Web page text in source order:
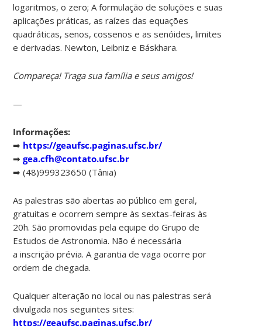
logaritmos, o zero; A formulação de soluções e suas
aplicações práticas, as raízes das equações
quadráticas, senos, cossenos e as senóides, limites
e derivadas. Newton, Leibniz e Báskhara.
Compareça! Traga sua família e seus amigos!
—
Informações:
➡ https://geaufsc.paginas.ufsc.br/
➡gea.cfh@contato.ufsc.br
➡ (48)999323650 (Tânia)
As palestras são abertas ao público em geral,
gratuitas e ocorrem sempre às sextas-feiras às
20h. São promovidas pela equipe do Grupo de
Estudos de Astronomia. Não é necessária
a inscrição prévia. A garantia de vaga ocorre por
ordem de chegada.
Qualquer alteração no local ou nas palestras será
divulgada nos seguintes sites:
https://geaufsc.paginas.ufsc.br/